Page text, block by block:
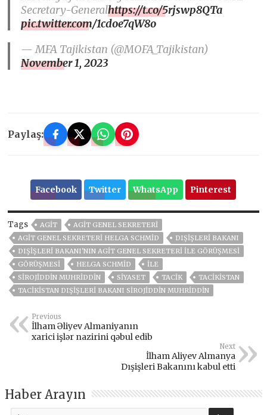
Secretary-Generalhttps://t.co/5rjswp8QTa
pic.twitter.com/1cdoe7qW8o
— MFA Tajikistan (@MOFA_Tajikistan)
November 1, 2023
Paylaş:
Facebook Twitter WhatsApp Pinterest
Tags AGIT
AGİT GENEL SEKRETERI
AGİT GENEL SEKRETERI HELGA SCHMID
DIŞIŞLERI BAKANI
DIŞIŞLERI BAKANI'NIN AGİT GENEL SEKRETERI ILE GÖRÜŞMESI
GÖRÜŞMESI
HELGA SCHMID
ILE
SIROJIDDIN MUHRIDDIN
SİYASET TACİK
TACİKİSTAN
TACIKISTAN DIŞIŞLERI BAKANI SIROJIDDIN MUHRIDDIN
Previous
İlham Əliyev Almaniyanın
xarici işlər nazirini qəbul edib
Next
İlham Aliyev Almanya
Dışişleri Bakanını kabul etti
Haber Arayın